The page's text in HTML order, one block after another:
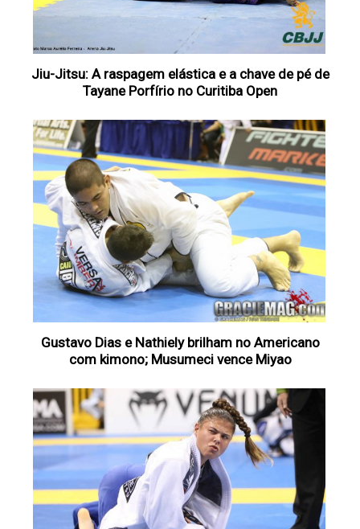
Jiu-Jitsu: A raspagem elástica e a chave de pé de
Tayane Porfírio no Curitiba Open
Gustavo Dias e Nathiely brilham no Americano
com kimono; Musumeci vence Miyao